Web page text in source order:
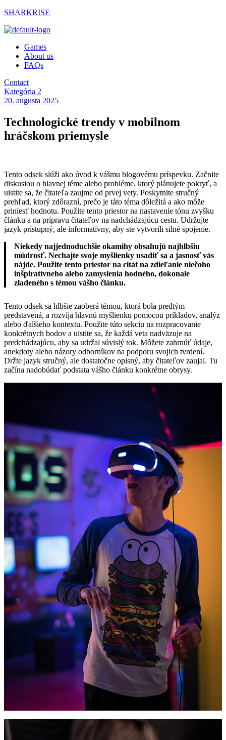
SHARKRISE
Games
About us
FAQs
Contact
Kategória 2
20. augusta 2025
Technologické trendy v mobilnom
hráčskom priemysle
Tento odsek slúži ako úvod k vášmu blogovému príspevku. Začnite
diskusiou o hlavnej téme alebo probléme, ktorý plánujete pokryť, a
uistite sa, že čitateľa zaujme od prvej vety. Poskytnite stručný
prehľad, ktorý zdôrazní, prečo je táto téma dôležitá a ako môže
priniesť hodnotu. Použite tento priestor na nastavenie tónu zvyšku
článku a na prípravu čitateľov na nadchádzajúcu cestu. Udržujte
jazyk prístupný, ale informatívny, aby ste vytvorili silné spojenie.
Niekedy najjednoduchšie okamihy obsahujú najhlbšiu
múdrosť. Nechajte svoje myšlienky usadiť sa a jasnosť vás
nájde. Použite tento priestor na citát na zdieľanie niečoho
inšpiratívneho alebo zamyslenia hodného, dokonale
zladeného s témou vášho článku.
Tento odsek sa hlbšie zaoberá témou, ktorá bola predtým
predstavená, a rozvíja hlavnú myšlienku pomocou príkladov, analýz
alebo ďalšieho kontextu. Použite túto sekciu na rozpracovanie
konkrétnych bodov a uistite sa, že každá veta nadväzuje na
predchádzajúcu, aby sa udržal súvislý tok. Môžete zahrnúť údaje,
anekdoty alebo názory odborníkov na podporu svojich tvrdení.
Držte jazyk stručný, ale dostatočne opisný, aby čitateľov zaujal. Tu
začína nadobúdať podstata vášho článku konkrétne obrysy.